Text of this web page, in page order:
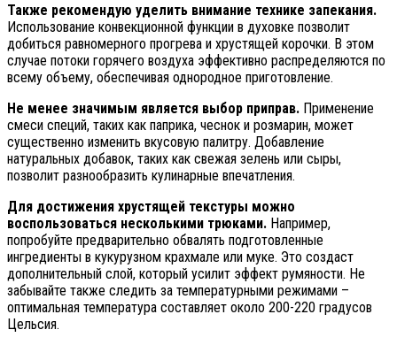
Также рекомендую уделить внимание технике запекания.
Использование конвекционной функции в духовке позволит
добиться равномерного прогрева и хрустящей корочки. В этом
случае потоки горячего воздуха эффективно распределяются по
всему объему, обеспечивая однородное приготовление.
Не менее значимым является выбор приправ. Применение
смеси специй, таких как паприка, чеснок и розмарин, может
существенно изменить вкусовую палитру. Добавление
натуральных добавок, таких как свежая зелень или сыры,
позволит разнообразить кулинарные впечатления.
Для достижения хрустящей текстуры можно
воспользоваться несколькими трюками. Например,
попробуйте предварительно обвалять подготовленные
ингредиенты в кукурузном крахмале или муке. Это создаст
дополнительный слой, который усилит эффект румяности. Не
забывайте также следить за температурными режимами –
оптимальная температура составляет около 200-220 градусов
Цельсия.